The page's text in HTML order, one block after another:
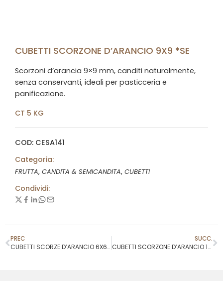
CUBETTI SCORZONE D’ARANCIO 9X9 *SE
Scorzoni d’arancia 9×9 mm, canditi naturalmente,
senza conservanti, ideali per pasticceria e
panificazione.
CT 5 KG
COD: CESA141
Categoria:
FRUTTA, CANDITA & SEMICANDITA, CUBETTI
Condividi:
PREC
CUBETTI SCORZE D’ARANCIO 6X6 *FL
SUCC.
CUBETTI SCORZONE D’ARANCIO 10X10 ACADEMY